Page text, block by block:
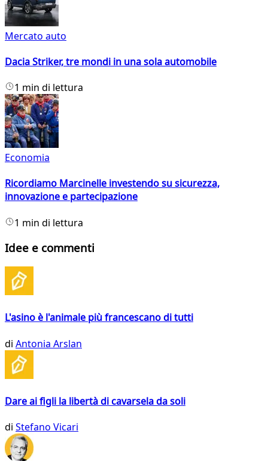
Mercato auto
Dacia Striker, tre mondi in una sola automobile
1 min di lettura
Economia
Ricordiamo Marcinelle investendo su sicurezza,
innovazione e partecipazione
1 min di lettura
Idee e commenti
L'asino è l'animale più francescano di tutti
di Antonia Arslan
Dare ai figli la libertà di cavarsela da soli
di Stefano Vicari